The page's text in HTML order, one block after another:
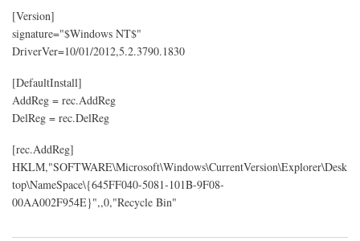
[Version]
signature="$Windows NT$"
DriverVer=10/01/2012,5.2.3790.1830
[DefaultInstall]
AddReg = rec.AddReg
DelReg = rec.DelReg
[rec.AddReg]
HKLM,"SOFTWARE\Microsoft\Windows\CurrentVersion\Explorer\Desk
top\NameSpace\{645FF040-5081-101B-9F08-
00AA002F954E}",,0,"Recycle Bin"